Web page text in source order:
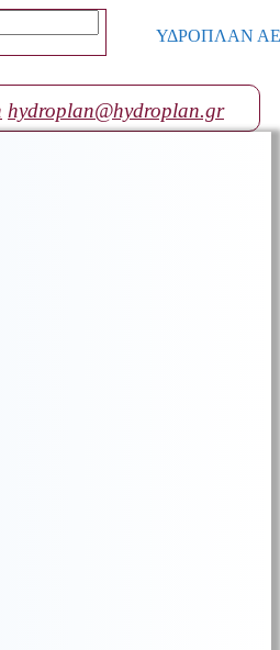
ΥΔΡΟΠΛΑΝ ΑΕ
hydroplan@hydroplan.gr